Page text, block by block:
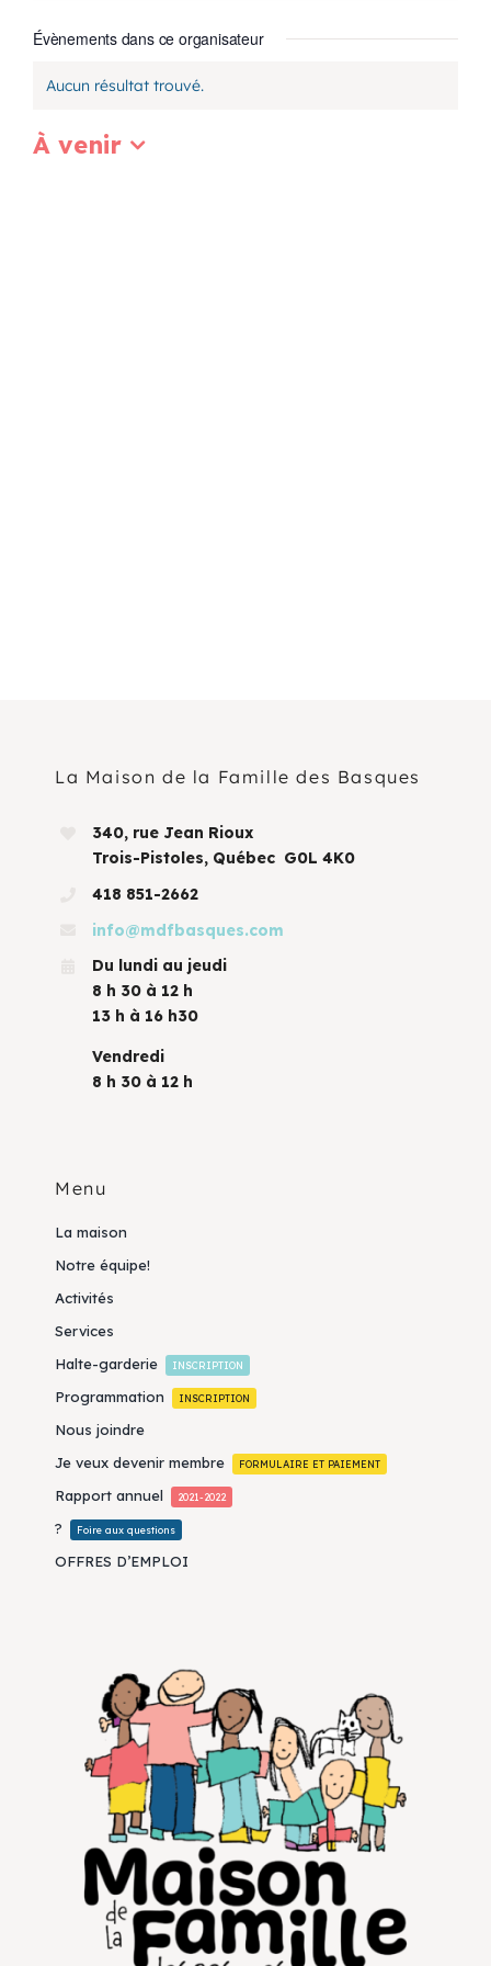
Programmation
Évènements dans ce organisateur
Notice
Aucun résultat trouvé.
À venir
La Maison de la Famille des Basques
340, rue Jean Rioux
Trois-Pistoles, Québec G0L 4K0
418 851-2662
info@mdfbasques.com
Du lundi au jeudi
8 h 30 à 12 h
13 h à 16 h30
Vendredi
8 h 30 à 12 h
Menu
La maison
Notre équipe!
Activités
Services
Halte-garderie
INSCRIPTION
Programmation INSCRIPTION
Nous joindre
Je veux devenir membre
FORMULAIRE ET PAIEMENT
Rapport annuel 2021-2022
? Foire aux questions
OFFRES D’EMPLOI